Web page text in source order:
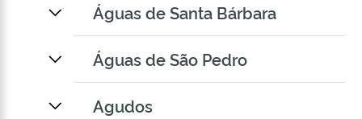
Águas de Santa Bárbara
Águas de São Pedro
Agudos